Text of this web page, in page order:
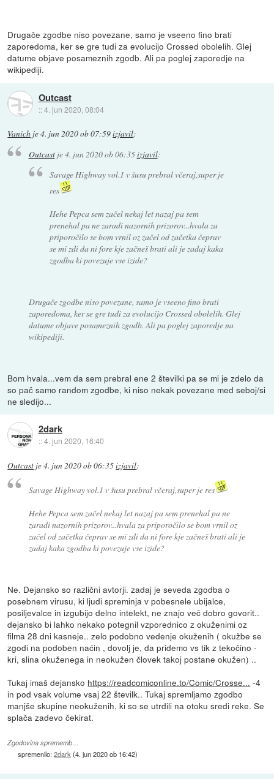
Drugače zgodbe niso povezane, samo je vseeno fino brati
zaporedoma, ker se gre tudi za evolucijo Crossed obolelih. Glej
datume objave posameznih zgodb. Ali pa poglej zaporedje na
wikipediji.
Outcast
::4. jun 2020, 08:04
Vanich je4. jun 2020 ob 07:59izjavil:
Outcastje4. jun 2020 ob 06:35izjavil:
Savage Highway vol.1 v šusu prebral včeraj,super je
res
Hehe Pepca sem začel nekaj let nazaj pa sem
prenehal pa ne zaradi nazornih prizorov...hvala za
priporočilo se bom vrnil oz začel od začetka čeprav
se mi zdi da ni fore kje začneš brati ali je zadaj kaka
zgodba ki povezuje vse izide?
Drugače zgodbe niso povezane, samo je vseeno fino brati
zaporedoma, ker se gre tudi za evolucijo Crossed obolelih. Glej
datume objave posameznih zgodb. Ali pa poglej zaporedje na
wikipediji.
Bom hvala...vem da sem prebral ene 2 številki pa se mi je zdelo da
so pač samo random zgodbe, ki niso nekak povezane med seboj/si
ne sledijo...
2dark
::4. jun 2020, 16:40
Outcast je4. jun 2020 ob 06:35izjavil:
Savage Highway vol.1 v šusu prebral včeraj,super je res
Hehe Pepca sem začel nekaj let nazaj pa sem prenehal pa ne
zaradi nazornih prizorov...hvala za priporočilo se bom vrnil oz
začel od začetka čeprav se mi zdi da ni fore kje začneš brati ali je
zadaj kaka zgodba ki povezuje vse izide?
Ne. Dejansko so različni avtorji. zadaj je seveda zgodba o
posebnem virusu, ki ljudi spreminja v pobesnele ubijalce,
posiljevalce in izgubijo delno intelekt, ne znajo več dobro govorit..
dejansko bi lahko nekako potegnil vzporednico z okuženimi oz
filma 28 dni kasneje.. zelo podobno vedenje okuženih ( okužbe se
zgodi na podoben naćin , dovolj je, da pridemo vs tik z tekočino -
kri, slina okuženega in neokužen človek takoj postane okužen) ..
Tukaj imaš dejansko https://readcomiconline.to/Comic/Crosse... -4
in pod vsak volume vsaj 22 številk.. Tukaj spremljamo zgodbo
manjše skupine neokuženih, ki so se utrdili na otoku sredi reke. Se
splača zadevo čekirat.
Zgodovina sprememb…
spremenilo:2dark(4. jun 2020 ob 16:42)